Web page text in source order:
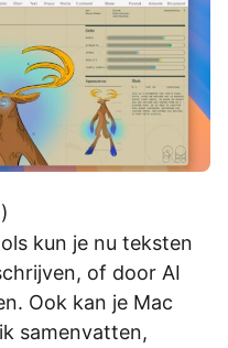
kun je nu teksten
of door AI
Ook kan je Mac
samenvatten,